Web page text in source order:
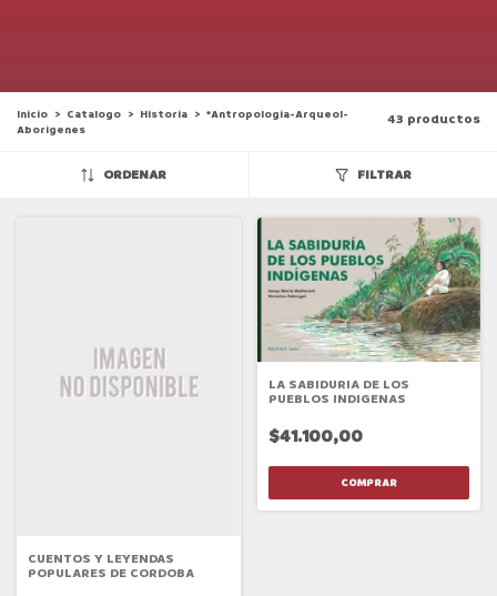
Inicio > Catalogo > Historia > *Antropologia-Arqueol-
Aborigenes
43 productos
ORDENAR FILTRAR
CUENTOS Y LEYENDAS
POPULARES DE CORDOBA
LA SABIDURIA DE LOS
PUEBLOS INDIGENAS
$41.100,00